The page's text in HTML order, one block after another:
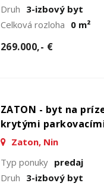
Druh 3-izbový byt
Celková rozloha 0 m²
269.000,- €
ZATON - byt na
krytými
Zaton, Nin
Typ ponuky predaj
Druh 3-izbový byt